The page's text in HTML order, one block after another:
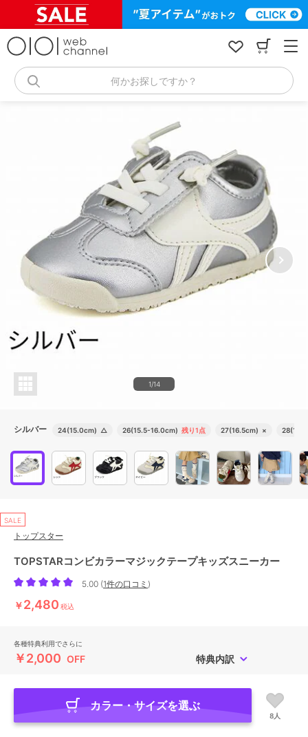
何かお探しですか？
1/14
シルバー 24(15.0cm) △ 26(15.5-16.0cm) 残り1点 27(16.5cm) ×
SALE
トップスター
TOPSTARコンビカラーマジックテープキッズスニーカー
5.00 (1件の口コミ )
￥2,480 税込
各種特典利用でさらに
￥2,000 OFF 特典内訳
カラー・サイズを選ぶ
8人